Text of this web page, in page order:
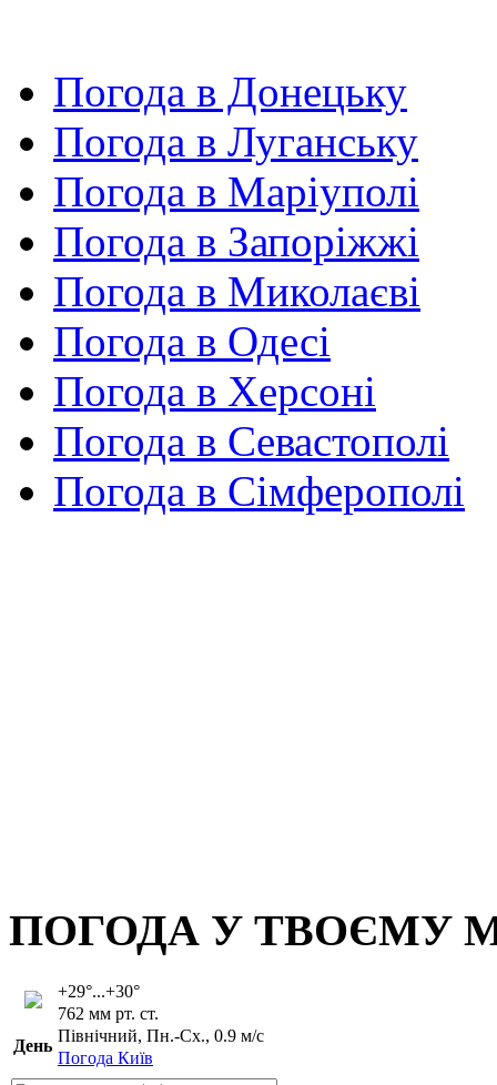
Погода в Донецьку
Погода в Луганську
Погода в Маріуполі
Погода в Запоріжжі
Погода в Миколаєві
Погода в Одесі
Погода в Херсоні
Погода в Севастополі
Погода в Сімферополі
ПОГОДА У ТВОЄМУ
+29°...+30°
762 мм рт. ст.
Північний, Пн.-Сх., 0.9 м/с
Погода Київ
День